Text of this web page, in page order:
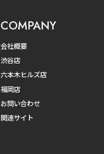
COMPANY
会社概要
渋谷店
六本木ヒルズ店
福岡店
お問い合わせ
関連サイト